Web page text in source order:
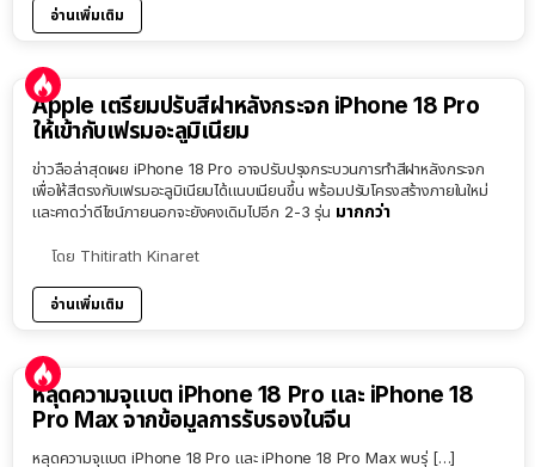
อ่านเพิ่มเติม
Apple เตรียมปรับสีฝาหลังกระจก iPhone 18 Pro
ให้เข้ากับเฟรมอะลูมิเนียม
ข่าวลือล่าสุดเผย iPhone 18 Pro อาจปรับปรุงกระบวนการทำสีฝาหลังกระจก
เพื่อให้สีตรงกับเฟรมอะลูมิเนียมได้แนบเนียนขึ้น พร้อมปรับโครงสร้างภายในใหม่
และคาดว่าดีไซน์ภายนอกจะยังคงเดิมไปอีก 2-3 รุ่น มากกว่า
โดย Thitirath Kinaret
อ่านเพิ่มเติม
หลุดความจุแบต iPhone 18 Pro และ iPhone 18
Pro Max จากข้อมูลการรับรองในจีน
หลุดความจุแบต iPhone 18 Pro และ iPhone 18 Pro Max พบรุ่ […]